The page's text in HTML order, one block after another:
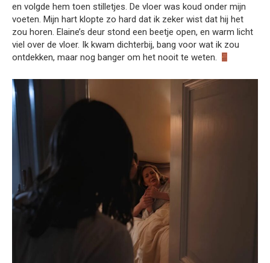
en volgde hem toen stilletjes. De vloer was koud onder mijn
voeten. Mijn hart klopte zo hard dat ik zeker wist dat hij het
zou horen. Elaine’s deur stond een beetje open, en warm licht
viel over de vloer. Ik kwam dichterbij, bang voor wat ik zou
ontdekken, maar nog banger om het nooit te weten.